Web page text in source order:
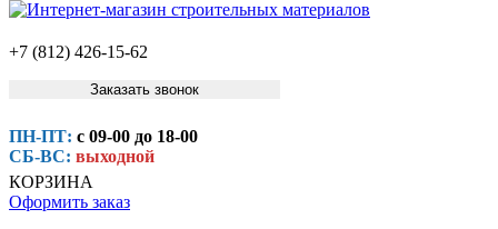
+7 (812) 426-15-62
Заказать звонок
ПН-ПТ: с 09-00 до 18-00
СБ-ВС: выходной
КОРЗИНА
Оформить заказ